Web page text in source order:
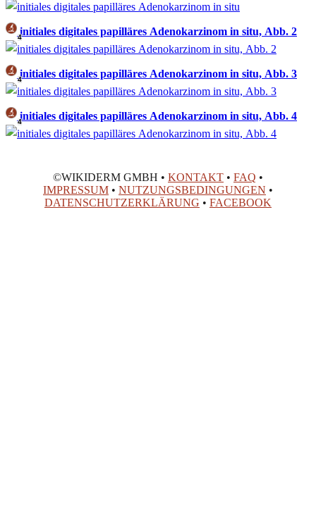
4initiales digitales papilläres Adenokarzinom in situ, Abb. 2
4initiales digitales papilläres Adenokarzinom in situ, Abb. 3
4initiales digitales papilläres Adenokarzinom in situ, Abb. 4
©WIKIDERM GMBH • KONTAKT • FAQ •
IMPRESSUM • NUTZUNGSBEDINGUNGEN •
DATENSCHUTZERKLÄRUNG • FACEBOOK